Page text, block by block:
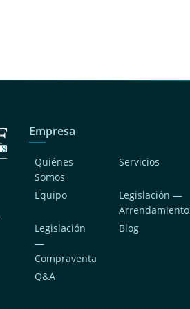
Empresa
Quiénes
Somos
Servicios
Equipo
Legislación —
Arrendamiento
Legislación
—
Compraventa
Blog
Q&A